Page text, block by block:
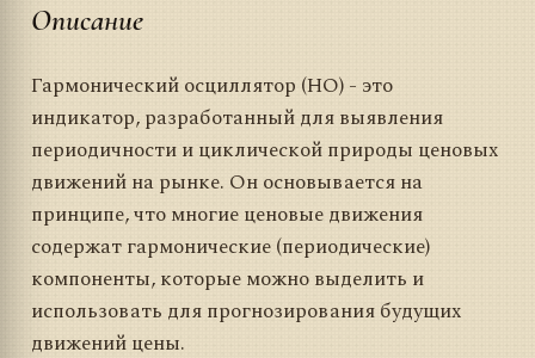
Описание
Гармонический осциллятор (HO) - это
индикатор, разработанный для выявления
периодичности и циклической природы ценовых
движений на рынке. Он основывается на
принципе, что многие ценовые движения
содержат гармонические (периодические)
компоненты, которые можно выделить и
использовать для прогнозирования будущих
движений цены.